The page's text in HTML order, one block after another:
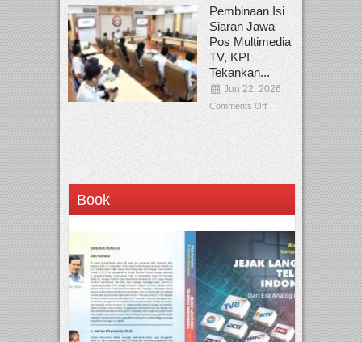
Pembinaan Isi
Siaran Jawa
Pos Multimedia
TV, KPI
Tekankan...
Jun 22, 2026
Comments Off
Book